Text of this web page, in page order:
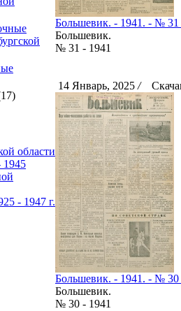
области
1945
- 1947 г.
Большевик. - 1941. - № 31
Большевик.
№ 31 - 1941
14 Январь, 2025 /
Большевик. - 1941. - № 30
Большевик.
№ 30 - 1941